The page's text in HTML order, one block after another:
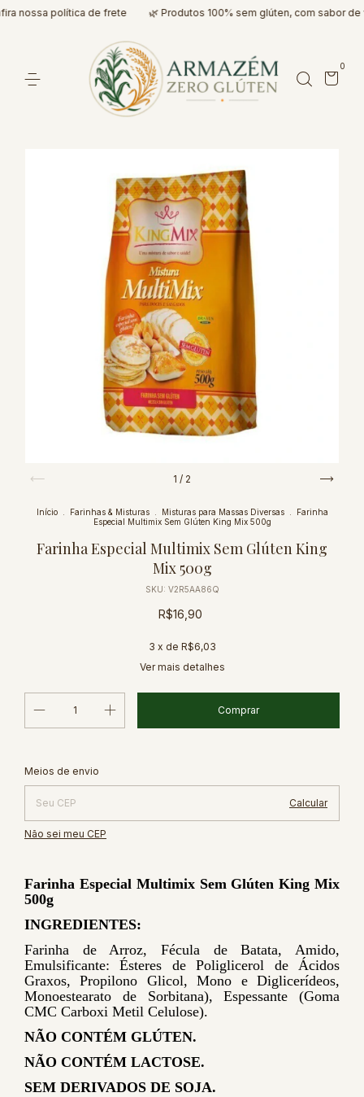
política de frete 🌿 Produtos 100% sem glúten, com sabor de
0
1 / 2
Início . Farinhas & Misturas . Misturas para Massas Diversas .
Farinha
Especial Multimix Sem Glúten King Mix 500g
Farinha Especial Multimix Sem Glúten King
Mix 500g
SKU: V2R5AA86Q
R$16,90
3 x de R$6,03
Ver mais detalhes
Entregas para o CEP:
Meios de envio
Calcular
Não sei meu CEP
Farinha Especial Multimix Sem Glúten King Mix
500g
INGREDIENTES:
Farinha de Arroz, Fécula de Batata, Amido,
Emulsificante: Ésteres de Poliglicerol de Ácidos
Graxos, Propilono Glicol, Mono e Diglicerídeos,
Monoestearato de Sorbitana), Espessante (Goma
CMC Carboxi Metil Celulose).
NÃO CONTÉM GLÚTEN.
NÃO CONTÉM LACTOSE.
SEM DERIVADOS DE SOJA.